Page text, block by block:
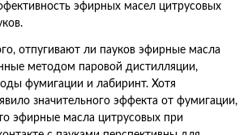
эфирных масел цитрусовых
отпугивают ли пауков эфирные масла
методом паровой дистилляции,
фумигации и лабиринт. Хотя
значительного эффекта от фумигации,
эфирные масла цитрусовых при